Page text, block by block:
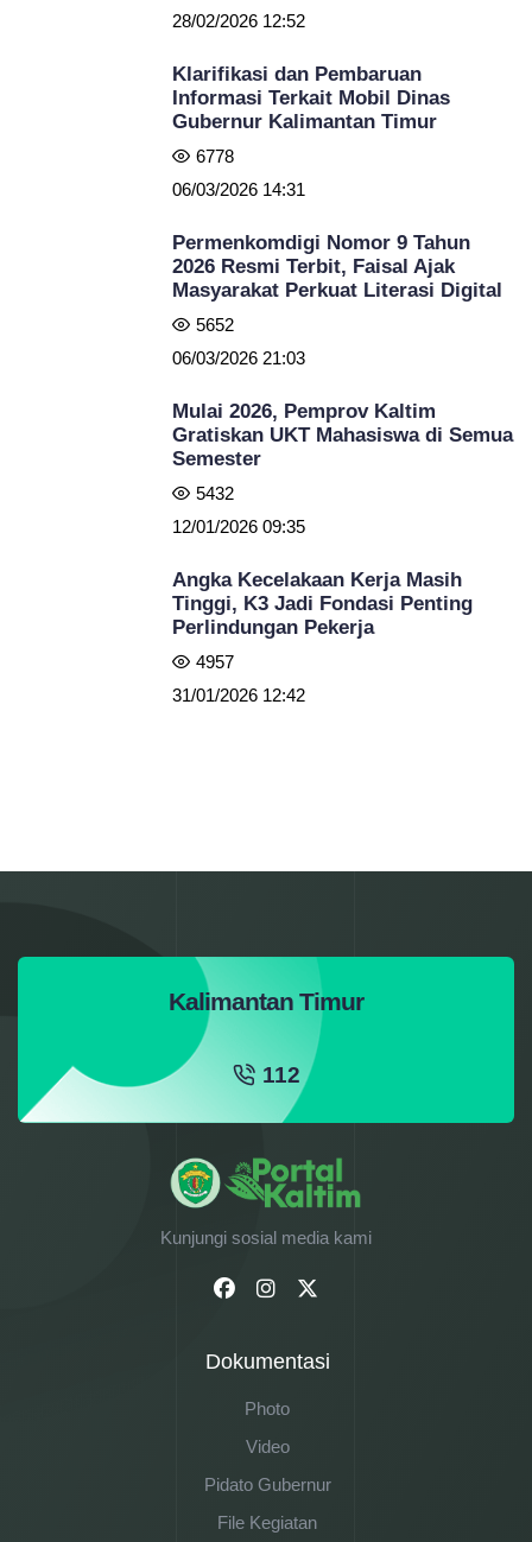
28/02/2026 12:52
Klarifikasi dan Pembaruan
Informasi Terkait Mobil Dinas
Gubernur Kalimantan Timur
6778
06/03/2026 14:31
Permenkomdigi Nomor 9 Tahun
2026 Resmi Terbit, Faisal Ajak
Masyarakat Perkuat Literasi Digital
5652
06/03/2026 21:03
Mulai 2026, Pemprov Kaltim
Gratiskan UKT Mahasiswa di Semua
Semester
5432
12/01/2026 09:35
Angka Kecelakaan Kerja Masih
Tinggi, K3 Jadi Fondasi Penting
Perlindungan Pekerja
4957
31/01/2026 12:42
Kalimantan Timur
112
Kunjungi sosial media kami
Dokumentasi
Photo
Video
Pidato Gubernur
File Kegiatan